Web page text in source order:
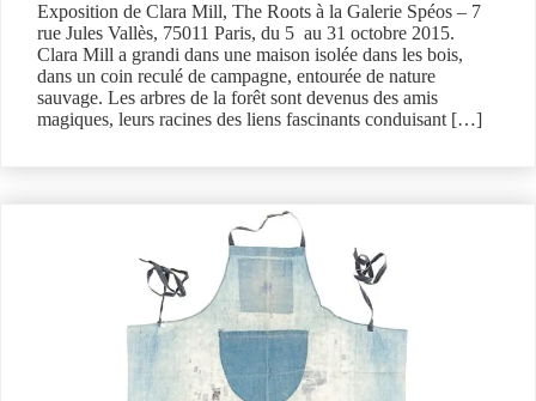
Exposition de Clara Mill, The Roots à la Galerie Spéos – 7
rue Jules Vallès, 75011 Paris, du 5 au 31 octobre 2015.
Clara Mill a grandi dans une maison isolée dans les bois,
dans un coin reculé de campagne, entourée de nature
sauvage. Les arbres de la forêt sont devenus des amis
magiques, leurs racines des liens fascinants conduisant […]